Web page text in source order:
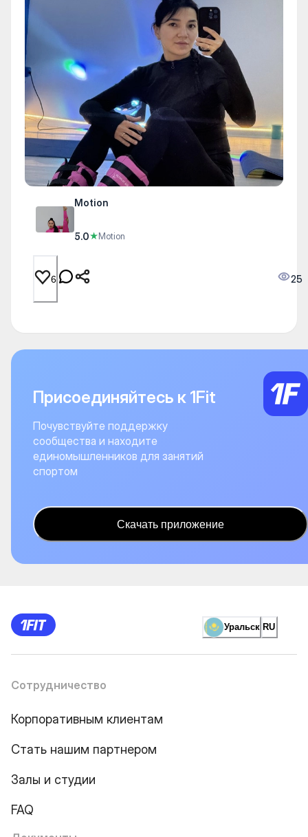
Motion
5.0★Motion
6 25
Присоединяйтесь к 1Fit
Почувствуйте поддержку
сообщества и находите
единомышленников для занятий
спортом
Скачать приложение
Уральск RU
Сотрудничество
Корпоративным клиентам
Стать нашим партнером
Залы и студии
FAQ